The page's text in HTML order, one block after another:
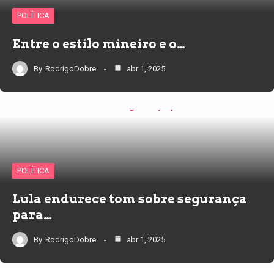
POLÍTICA
Entre o estilo mineiro e o…
By RodrigoDobre abr 1, 2025
POLÍTICA
Lula endurece tom sobre segurança
para…
By RodrigoDobre abr 1, 2025